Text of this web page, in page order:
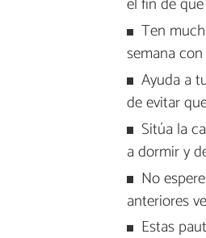
Ten
semana
Ayuda a
de evitar
Sitúa la
a dormir y
No
anteriores
Estas